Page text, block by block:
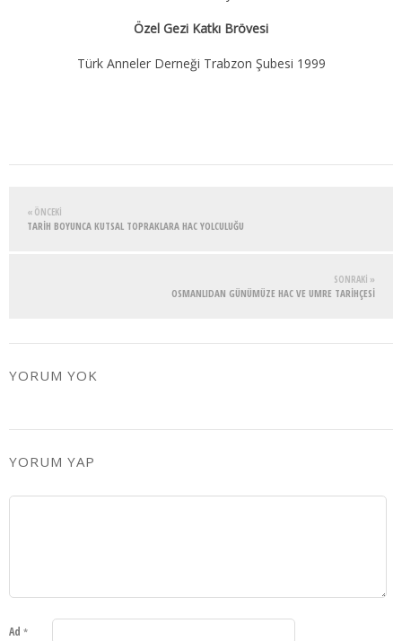
Özel Gezi Katkı Brövesi
Türk Anneler Derneği Trabzon Şubesi 1999
« ÖNCEKI
TARİH BOYUNCA KUTSAL TOPRAKLARA HAC YOLCULUĞU
SONRAKI »
OSMANLIDAN GÜNÜMÜZE HAC VE UMRE TARİHÇESİ
YORUM YOK
YORUM YAP
Ad *